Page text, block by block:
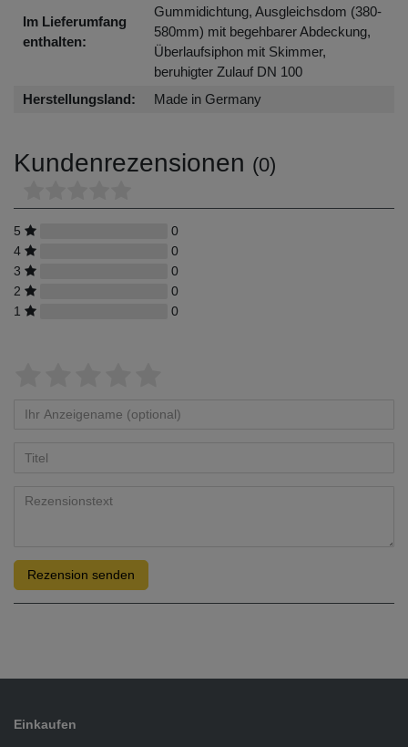
Im Lieferumfang
enthalten:
Gummidichtung, Ausgleichsdom (380-
580mm) mit begehbarer Abdeckung,
Überlaufsiphon mit Skimmer,
beruhigter Zulauf DN 100
Herstellungsland:
Made in Germany
Kundenrezensionen (0)
5
0
4
0
3
0
2
0
1
0
Rezension senden
Einkaufen